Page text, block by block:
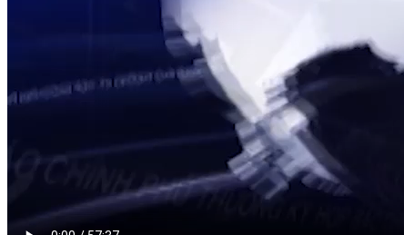
TỔNG THUẬT HỌP BÁO CHÍNH PHỦ THƯỜNG KỲ
Họp báo Chính phủ thường kỳ tháng 12/2025
Nguồn: SCTV8 - VITV